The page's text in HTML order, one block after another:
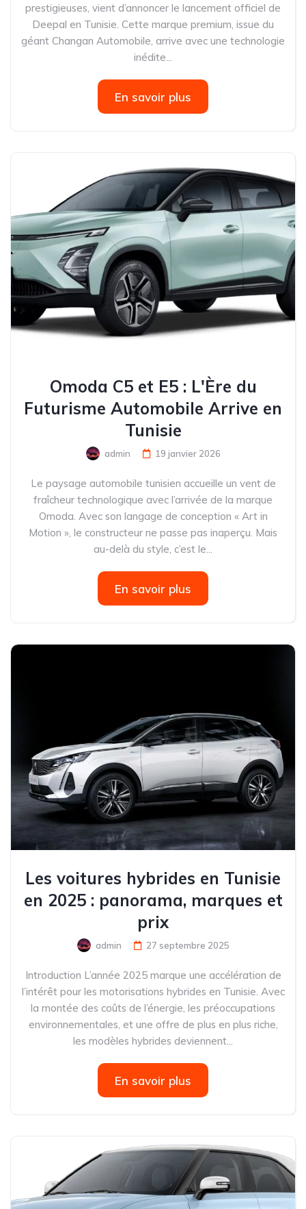
prestigieuses, vient d’annoncer le lancement officiel de
Deepal en Tunisie. Cette marque premium, issue du
géant Changan Automobile, arrive avec une technologie
inédite...
En savoir plus
Omoda C5 et E5 : L'Ère du
Futurisme Automobile Arrive en
Tunisie
admin 19 janvier 2026
Le paysage automobile tunisien accueille un vent de
fraîcheur technologique avec l’arrivée de la marque
Omoda. Avec son langage de conception « Art in
Motion », le constructeur ne passe pas inaperçu. Mais
au-delà du style, c’est le...
En savoir plus
Les voitures hybrides en Tunisie
en 2025 : panorama, marques et
prix
admin 27 septembre 2025
Introduction L’année 2025 marque une accélération de
l’intérêt pour les motorisations hybrides en Tunisie. Avec
la montée des coûts de l’énergie, les préoccupations
environnementales, et une offre de plus en plus riche,
les modèles hybrides deviennent...
En savoir plus